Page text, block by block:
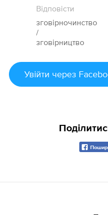
Відповісти
зговірночинство
/
зговірництво
Увійти через